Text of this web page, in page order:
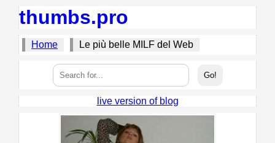
thumbs.pro
Home Le più belle MILF del Web
live version of blog